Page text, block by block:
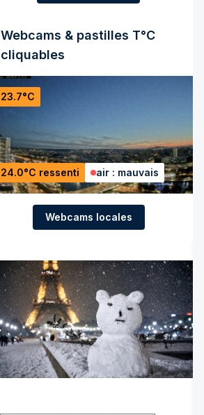
Webcams & pastilles T°C
cliquables
23.7°C
24.0°C ressenti air : mauvais
Webcams locales